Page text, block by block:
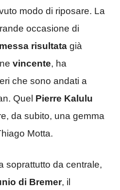
modo di riposare. La
occasione di
risultata già
vincente, ha
che sono andati a
Quel Pierre Kalulu
da subito, una gemma
Motta.
soprattutto da centrale,
di Bremer, il